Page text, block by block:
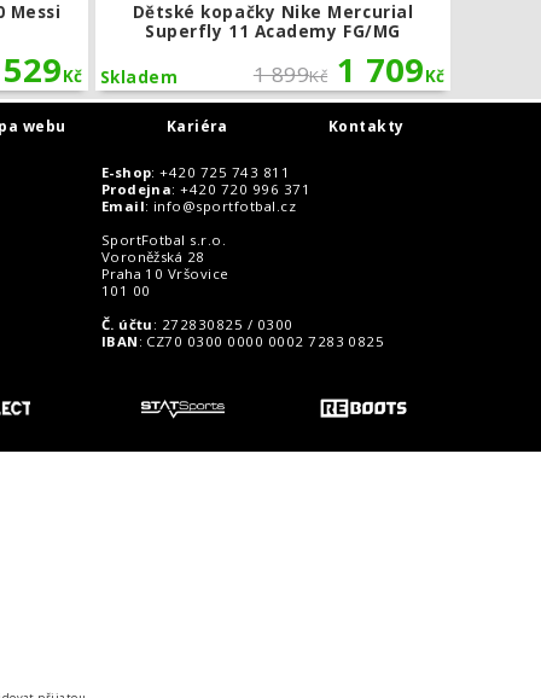
Messi
Kč
Dětské kopačky Nike Mercurial
Superfly 11 Academy FG/MG
1 899Kč 1 709Kč
Skladem
webu Kariéra Kontakty
E-shop: +420 725 743 811
Prodejna: +420 720 996 371
Email: info@sportfotbal.cz
SportFotbal s.r.o.
Voroněžská 28
Praha 10 Vršovice
101 00
Č. účtu : 272830825 / 0300
IBAN : CZ70 0300 0000 0002 7283 0825